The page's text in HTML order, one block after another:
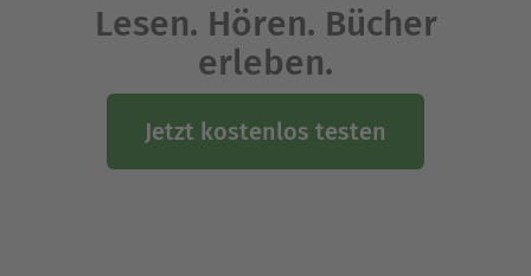
Lesen. Hören. Bücher
erleben.
Jetzt kostenlos testen